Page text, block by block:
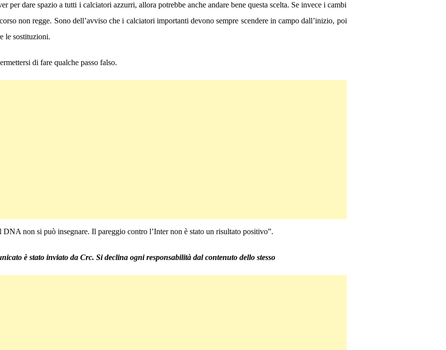
per dare spazio a tutti i calciatori azzurri, allora potrebbe anche andare bene questa scelta. Se invece i cambi
non regge. Sono dell’avviso che i calciatori importanti devono sempre scendere in campo dall’inizio, poi
le sostituzioni.
di fare qualche passo falso.
non si può insegnare. Il pareggio contro l’Inter non è stato un risultato positivo”.
è stato inviato da Crc. Si declina ogni responsabilità dal contenuto dello stesso